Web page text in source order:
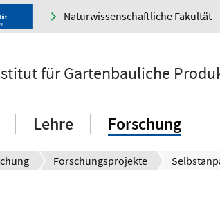
Naturwissenschaftliche Fakultät
für Gartenbauliche
Lehre Forschung
Forschungsprojekte